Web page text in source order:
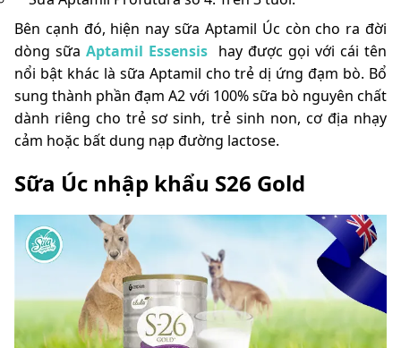
Bên cạnh đó, hiện nay sữa Aptamil Úc còn cho ra đời
dòng sữa Aptamil Essensis hay được gọi với cái tên
nổi bật khác là sữa Aptamil cho trẻ dị ứng đạm bò. Bổ
sung thành phần đạm A2 với 100% sữa bò nguyên chất
dành riêng cho trẻ sơ sinh, trẻ sinh non, cơ địa nhạy
cảm hoặc bất dung nạp đường lactose.
Sữa Úc nhập khẩu S26 Gold